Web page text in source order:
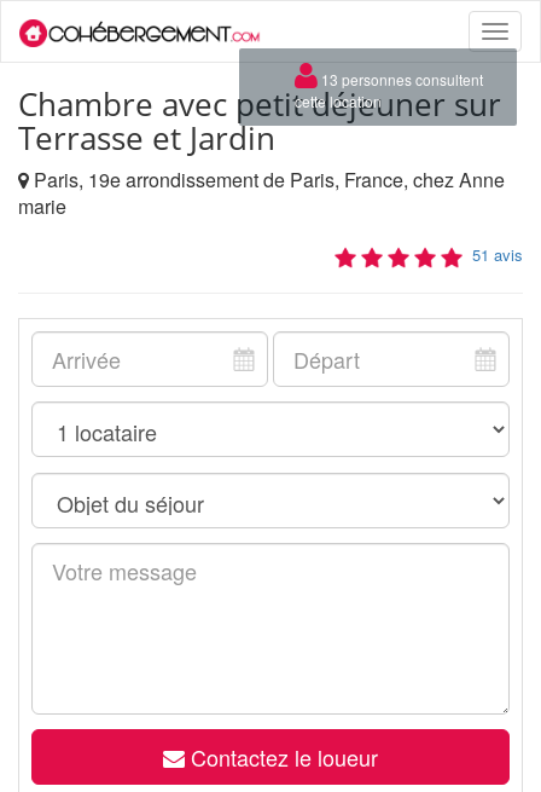
Toggle
Chambre avec petit déjeuner sur
Terrasse et Jardin
Paris, 19e arrondissement de Paris, France, chez Anne
marie
51 avis
Contactez le loueur
×
13 personnes consultent
cette location